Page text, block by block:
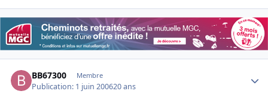
BB67300 Membre
Publication: 1 juin 200620 ans